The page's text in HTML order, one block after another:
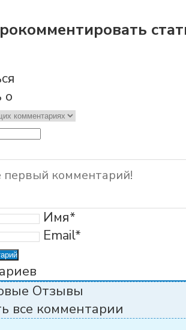
о
Имя*
Email*
Отзывы
все комментарии